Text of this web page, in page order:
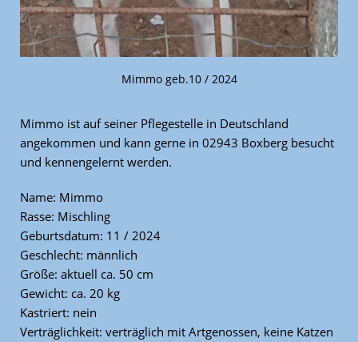
Mimmo geb.10 / 2024
Mimmo ist auf seiner Pflegestelle in Deutschland
angekommen und kann gerne in 02943 Boxberg besucht
und kennengelernt werden.
Name: Mimmo
Rasse: Mischling
Geburtsdatum: 11 / 2024
Geschlecht: männlich
Größe: aktuell ca. 50 cm
Gewicht: ca. 20 kg
Kastriert: nein
Verträglichkeit: verträglich mit Artgenossen, keine Katzen